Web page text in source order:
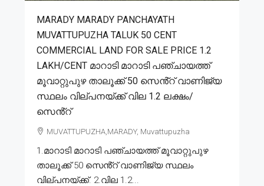
MARADY MARADY PANCHAYATH
MUVATTUPUZHA TALUK 50 CENT
COMMERCIAL LAND FOR SALE PRICE 1.2
LAKH/CENT മാറാടി മാറാടി പഞ്ചായത്ത്
മൂവാറ്റുപുഴ താലൂക്ക് 50 സെൻ്റ് വാണിജ്യ
സ്ഥലം വില്പനയ്ക്ക് വില 1.2 ലക്ഷം/
സെൻ്റ്
MUVATTUPUZHA,MARADY, Muvattupuzha
1.മാറാടി മാറാടി പഞ്ചായത്ത് മൂവാറ്റുപുഴ
താലൂക്ക് 50 സെൻ്റ് വാണിജ്യ സ്ഥലം
വില്പനയ്ക്ക്. 2.വില 1.2...